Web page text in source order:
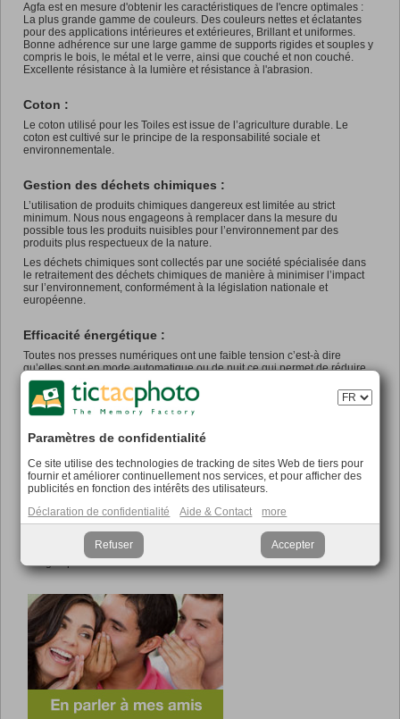
Agfa est en mesure d'obtenir les caractéristiques de l'encre optimales :
La plus grande gamme de couleurs. Des couleurs nettes et éclatantes
pour des applications intérieures et extérieures, Brillant et uniformes.
Bonne adhérence sur une large gamme de supports rigides et souples y
compris le bois, le métal et le verre, ainsi que couché et non couché.
Excellente résistance à la lumière et résistance à l'abrasion.
Coton :
Le coton utilisé pour les Toiles est issue de l’agriculture durable. Le
coton est cultivé sur le principe de la responsabilité sociale et
environnementale.
Gestion des déchets chimiques :
L’utilisation de produits chimiques dangereux est limitée au strict
minimum. Nous nous engageons à remplacer dans la mesure du
possible tous les produits nuisibles pour l’environnement par des
produits plus respectueux de la nature.
Les déchets chimiques sont collectés par une société spécialisée dans
le retraitement des déchets chimiques de manière à minimiser l’impact
sur l’environnement, conformément à la législation nationale et
européenne.
Efficacité énergétique :
Toutes nos presses numériques ont une faible tension c’est-à dire
qu’elles sont en mode automatique ou de nuit ce qui permet de réduire
les émissions de gaz (GES) et bien sûr de réduire la consommation
d'énergie.
L'énergie verte est de l’électricité produite à partir de sources d’énergie
renouvelables. Elles sont dites renouvelables, car elles se reconstituent
en permanence au rythme de la nature. Elles sont donc inépuisables par
opposition aux énergies fossiles (charbon, pétrole) dont les réserves se
réduisent inévitablement.
Grâce aux énergies renouvelables, nous contribuons à la réduction des
émissions des gaz à effet de serre et diminuons notre dépendance
énergétique.
Paramètres de confidentialité
Ce site utilise des technologies de tracking de sites Web de tiers pour
fournir et améliorer continuellement nos services, et pour afficher des
publicités en fonction des intérêts des utilisateurs.
Déclaration de confidentialité
Aide & Contact more
Refuser Accepter